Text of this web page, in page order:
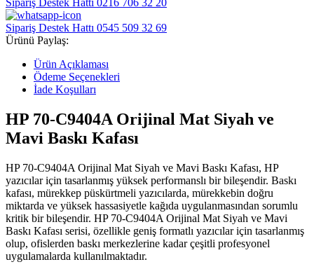
Sipariş Destek Hattı 0545 509 32 69
Ürünü Paylaş:
Ürün Açıklaması
Ödeme Seçenekleri
İade Koşulları
HP 70-C9404A Orijinal Mat Siyah ve
Mavi Baskı Kafası
HP 70-C9404A Orijinal Mat Siyah ve Mavi Baskı Kafası, HP
yazıcılar için tasarlanmış yüksek performanslı bir bileşendir. Baskı
kafası, mürekkep püskürtmeli yazıcılarda, mürekkebin doğru
miktarda ve yüksek hassasiyetle kağıda uygulanmasından sorumlu
kritik bir bileşendir. HP 70-C9404A Orijinal Mat Siyah ve Mavi
Baskı Kafası serisi, özellikle geniş formatlı yazıcılar için tasarlanmış
olup, ofislerden baskı merkezlerine kadar çeşitli profesyonel
uygulamalarda kullanılmaktadır.